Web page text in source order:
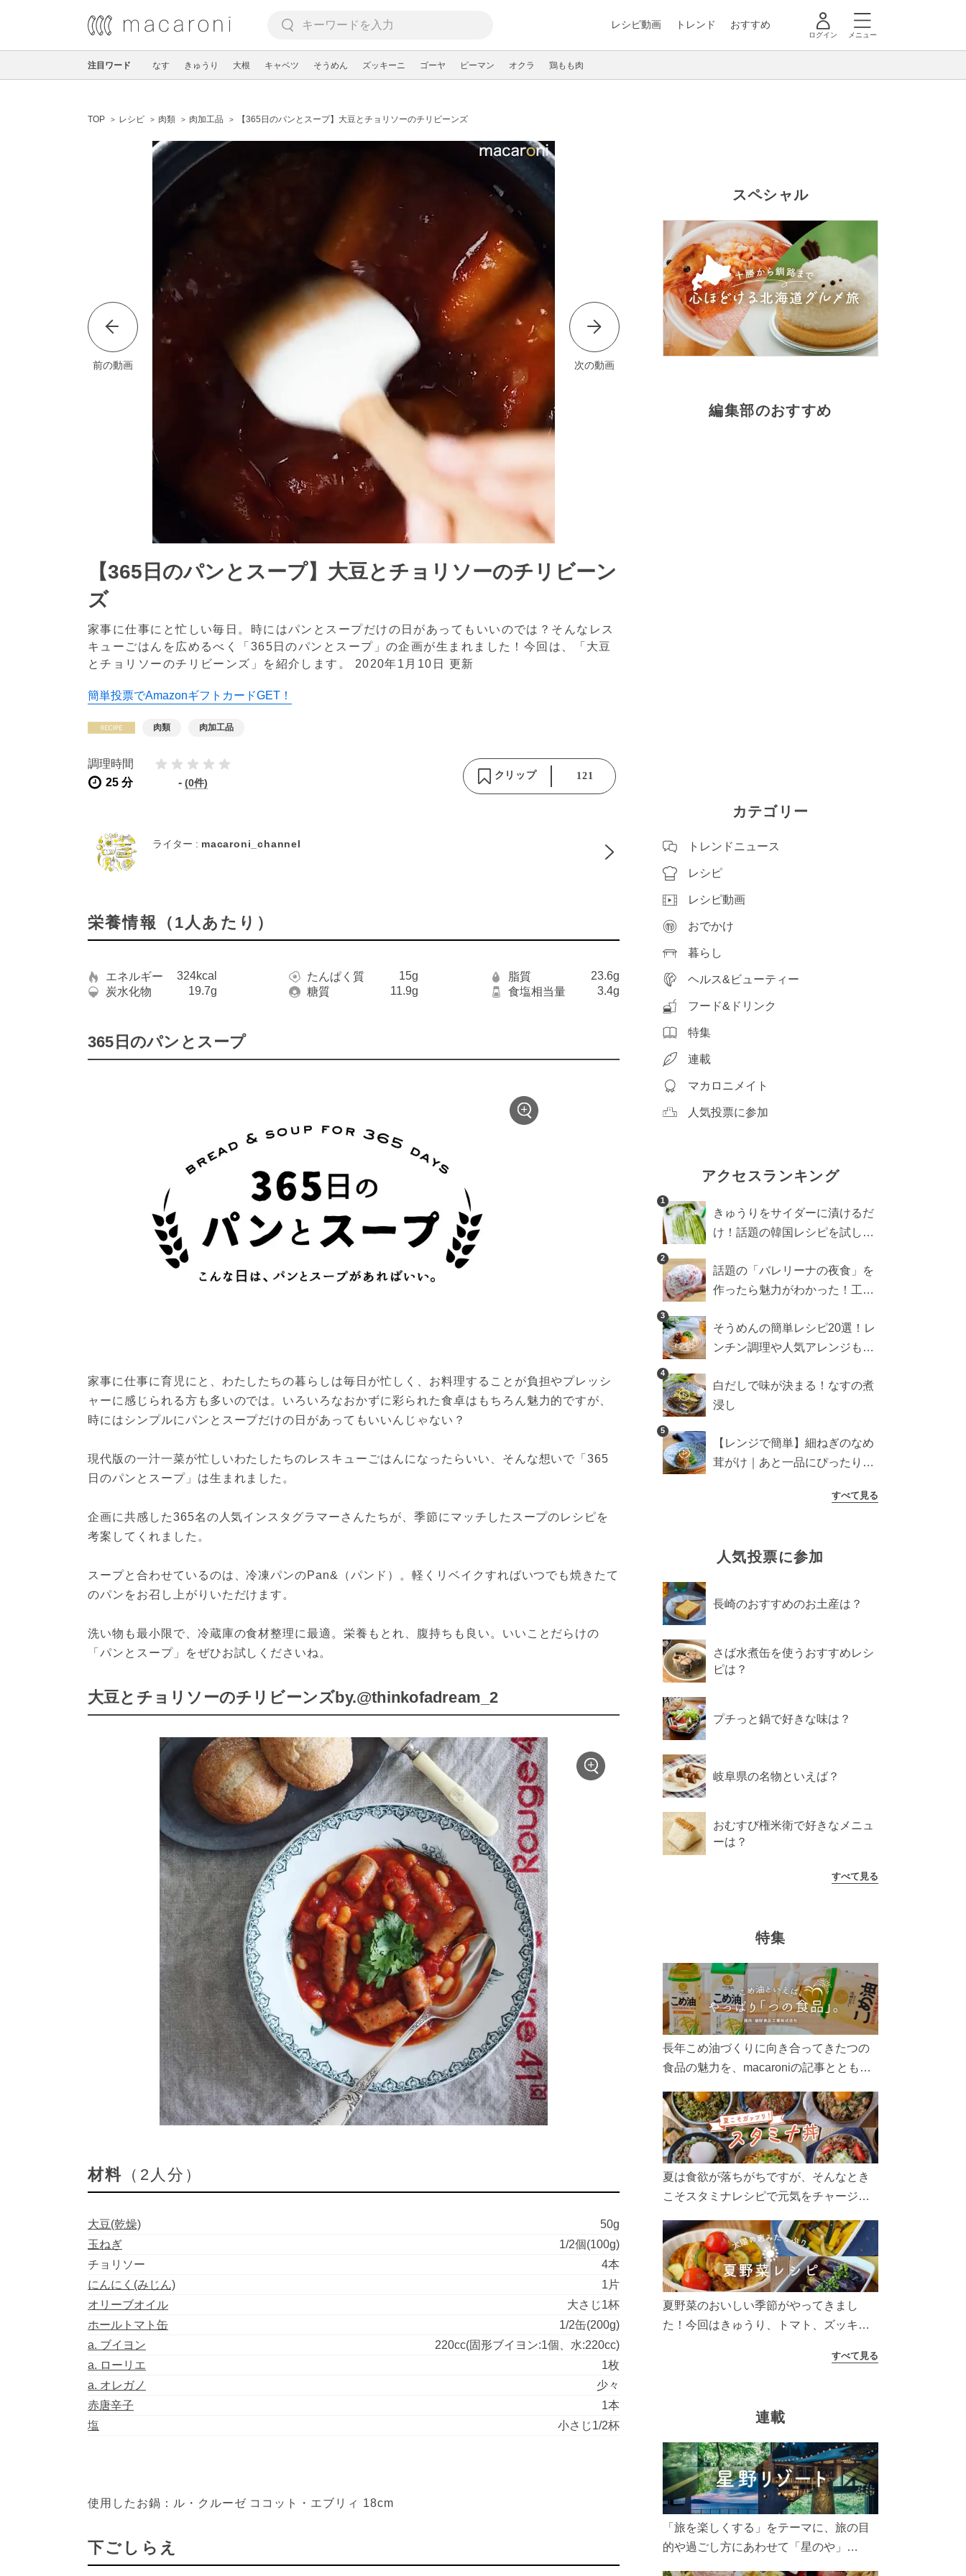
レシピ動画 トレンド おすすめ
ログイン メニュー
注目ワード なす きゅうり 大根 キャベツ そうめん ズッキーニ ゴーヤ ピーマン オクラ 鶏もも肉
TOP レシピ 肉類 肉加工品 【365日のパンとスープ】大豆とチョリソーのチリビーンズ
前の動画 次の動画
【365日のパンとスープ】大豆とチョリソーのチリビーン
ズ
家事に仕事にと忙しい毎日。時にはパンとスープだけの日があってもいいのでは？そんなレス
キューごはんを広めるべく「365日のパンとスープ」の企画が生まれました！今回は、「大豆
とチョリソーのチリビーンズ」を紹介します。 2020年1月10日 更新
簡単投票でAmazonギフトカードGET！
肉類 肉加工品
調理時間
25 分
- (0件)
クリップ 121
ライター : macaroni_channel
栄養情報（1人あたり）
エネルギー 324kcal たんぱく質 15g 脂質
23.6g
炭水化物
19.7g 糖質 11.9g 食塩相当量 3.4g
365日のパンとスープ
家事に仕事に育児にと、わたしたちの暮らしは毎日が忙しく、お料理することが負担やプレッシ
ャーに感じられる方も多いのでは。いろいろなおかずに彩られた食卓はもちろん魅力的ですが、
時にはシンプルにパンとスープだけの日があってもいいんじゃない？
現代版の一汁一菜が忙しいわたしたちのレスキューごはんになったらいい、そんな想いで「365
日のパンとスープ」は生まれました。
企画に共感した365名の人気インスタグラマーさんたちが、季節にマッチしたスープのレシピを
考案してくれました。
スープと合わせているのは、冷凍パンのPan&（パンド）。軽くリベイクすればいつでも焼きたて
のパンをお召し上がりいただけます。
洗い物も最小限で、冷蔵庫の食材整理に最適。栄養もとれ、腹持ちも良い。いいことだらけの
「パンとスープ」をぜひお試しくださいね。
大豆とチョリソーのチリビーンズby.@thinkofadream_2
材料 （2人分）
大豆(乾燥)
50g
玉ねぎ
1/2個(100g)
チョリソー
4本
にんにく(みじん)
1片
オリーブオイル
大さじ1杯
ホールトマト缶
1/2缶(200g)
a. ブイヨン
220cc(固形ブイヨン:1個、水:220cc)
a. ローリエ
1枚
a. オレガノ
少々
赤唐辛子
1本
塩
小さじ1/2杯
使用したお鍋：ル・クルーゼ ココット・エブリィ 18cm
下ごしらえ
スペシャル
編集部のおすすめ
カテゴリー
トレンドニュース
レシピ
レシピ動画
おでかけ
暮らし
ヘルス&ビューティー
フード&ドリンク
特集
連載
マカロニメイト
人気投票に参加
アクセスランキング
1
きゅうりをサイダーに漬けるだ
け！話題の韓国レシピを試した
2
話題の「バレリーナの夜食」を
作ったら魅力がわかった！工程
3
そうめんの簡単レシピ20選！レ
ンチン調理や人気アレンジも紹
4
白だしで味が決まる！なすの煮
浸し
5
【レンジで簡単】細ねぎのなめ
茸がけ｜あと一品にぴったり副
すべて見る
人気投票に参加
長崎のおすすめのお土産は？
さば水煮缶を使うおすすめレシ
ピは？
プチっと鍋で好きな味は？
岐阜県の名物といえば？
おむすび権米衛で好きなメニュ
ーは？
すべて見る
特集
長年こめ油づくりに向き合ってきたつの
食品の魅力を、macaroniの記事とともに
ん、製造現場や品質へのこだわりまで。
こめ油をもっと好きになるコンテンツを
ぜひお楽しみください。
夏は食欲が落ちがちですが、そんなとき
こそスタミナレシピで元気をチャージ！
リ食べて、夏バテを吹き飛ばしましょ
う！
夏野菜のおいしい季節がやってきまし
た！今回はきゅうり、トマト、ズッキー
太陽の光をたっぷりあびた夏野菜は栄養
すべて見る
連載
「旅を楽しくする」をテーマに、旅の目
的や過ごし方にあわせて「星のや」